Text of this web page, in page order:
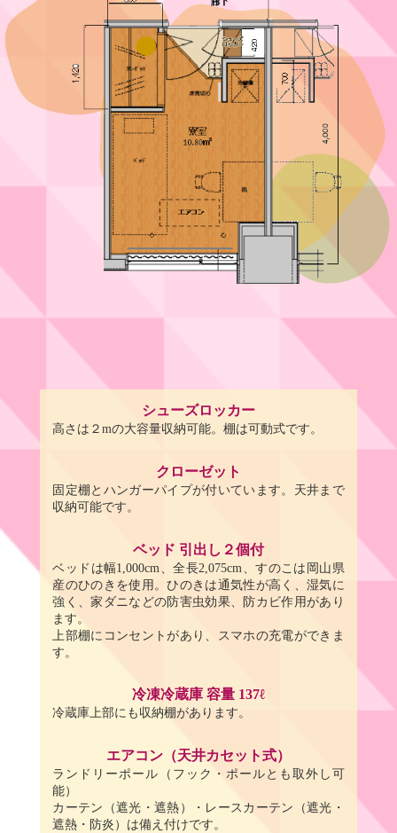
シューズロッカー
高さは２mの大容量収納可能。棚は可動式です。
クローゼット
固定棚とハンガーパイプが付いています。天井まで
収納可能です。
ベッド 引出し２個付
ベッドは幅1,000cm、全長2,075cm、すのこは岡山県
産のひのきを使用。ひのきは通気性が高く、湿気に
強く、家ダニなどの防害虫効果、防カビ作用があり
ます。
上部棚にコンセントがあり、スマホの充電ができま
す。
冷凍冷蔵庫 容量 137ℓ
冷蔵庫上部にも収納棚があります。
エアコン（天井カセット式）
ランドリーポール （フック・ポールとも取外し可
能）
カーテン（遮光・遮熱）・レースカーテン（遮光・
遮熱・防炎）は備え付けです。